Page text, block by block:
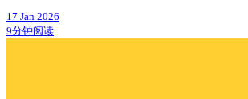
17 Jan 2026
9分钟阅读